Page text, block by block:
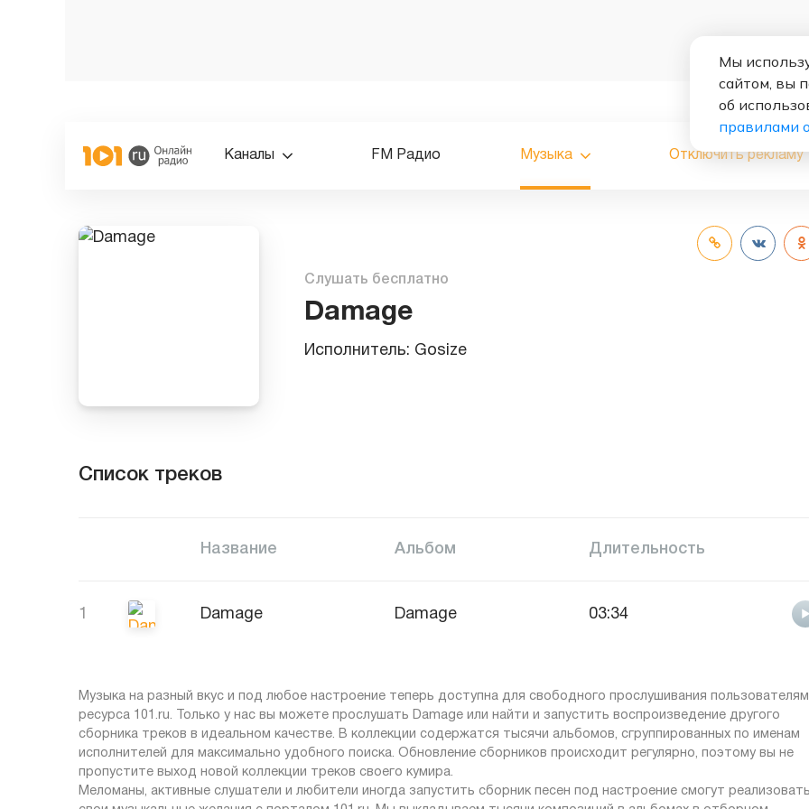
Каналы FM Радио Музыка Отключить рекламу
Слушать бесплатно
Damage
Исполнитель: Gosize
Список треков
Название Альбом Длительность
1 Damage Damage 03:34
Музыка на разный вкус и под любое настроение теперь доступна для свободного прослушивания пользователям
ресурса 101.ru. Только у нас вы можете прослушать Damage или найти и запустить воспроизведение другого
сборника треков в идеальном качестве. В коллекции содержатся тысячи альбомов, сгруппированных по именам
исполнителей для максимально удобного поиска. Обновление сборников происходит регулярно, поэтому вы не
пропустите выход новой коллекции треков своего кумира.
Меломаны, активные слушатели и любители иногда запустить сборник песен под настроение смогут
Мы
сайтом, вы
об
правилами